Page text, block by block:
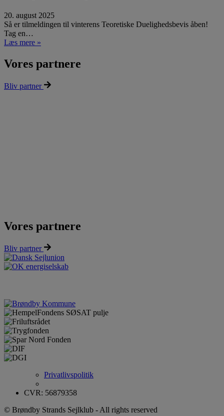
20. august 2025
Så er tilmeldingen til vinterens Teoretiske Duelighedsbevis åben!
Tag en…
Læs mere »
Vores partnere
Bliv partner
Vores partnere
Bliv partner
Privatlivspolitik
CVR: 56879358
© Brøndby Strands Sejlklub - All rights reserved